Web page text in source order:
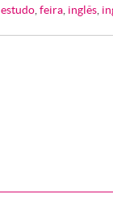
estudo feira inglês